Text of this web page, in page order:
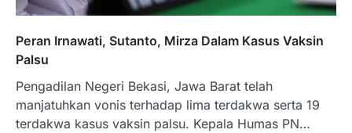
Peran Irnawati, Sutanto, Mirza Dalam Kasus Vaksin
Palsu
Pengadilan Negeri Bekasi, Jawa Barat telah
manjatuhkan vonis terhadap lima terdakwa serta 19
terdakwa kasus vaksin palsu. Kepala Humas PN…
1
Maret 13, 2026
Ketegangan di Timur Tengah mulai
situasi…
BERITA TERBARU